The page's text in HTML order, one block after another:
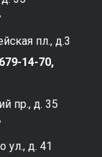
пл., д.3
14-70,
пр., д. 35
ул., д. 41